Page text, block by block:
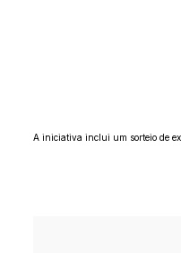
A iniciativa inclui um sorteio de